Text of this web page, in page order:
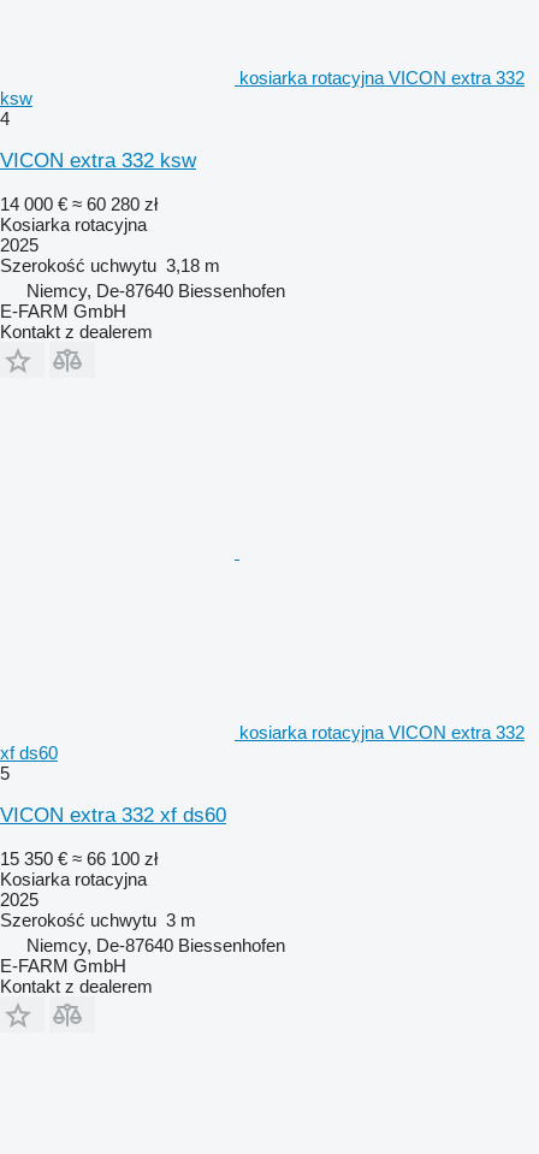
kosiarka rotacyjna VICON extra 332
ksw
4
VICON extra 332 ksw
14 000 € ≈ 60 280 zł
Kosiarka rotacyjna
2025
Szerokość uchwytu 3,18 m
Niemcy, De-87640 Biessenhofen
E-FARM GmbH
Kontakt z dealerem
kosiarka rotacyjna VICON extra 332
xf ds60
5
VICON extra 332 xf ds60
15 350 € ≈ 66 100 zł
Kosiarka rotacyjna
2025
Szerokość uchwytu 3 m
Niemcy, De-87640 Biessenhofen
E-FARM GmbH
Kontakt z dealerem